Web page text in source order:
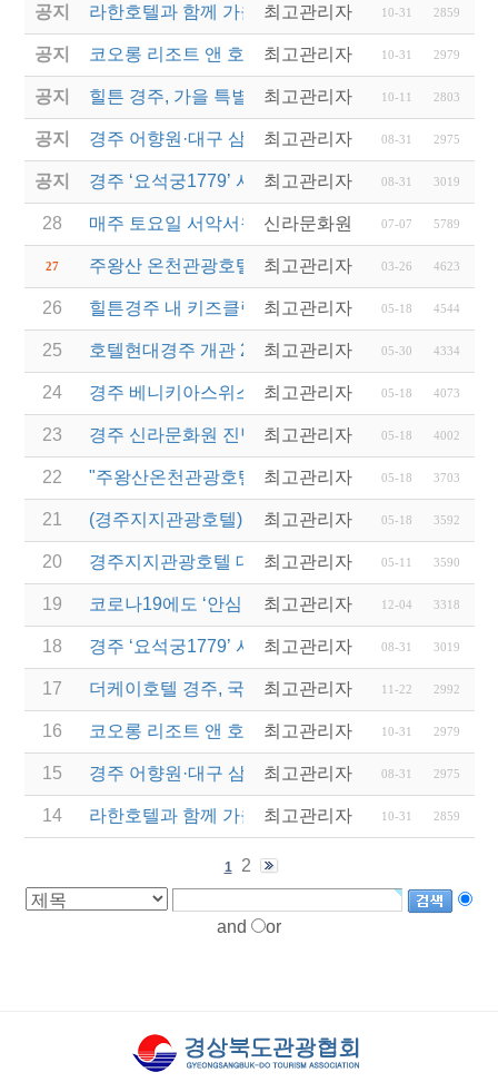
공지 라한호텔과 함께 가을정취 물씬나는 '추캉스' 떠나자
최고관리자 10-31 2859
공지 코오롱 리조트 앤 호텔, '컬처 위드 코오롱' 패키지
최고관리자 10-31 2979
공지 힐튼 경주, 가을 특별 기획 'IT'S AUTUMN' 프로…
최고관리자 10-11 2803
공지 경주 어향원·대구 삼송빵집... 백년가게·백년소공인
최고관리자 08-31 2975
공지 경주 ‘요석궁1779’ 시절식 반상...2023 우수문화상
최고관리자 08-31 3019
28 매주 토요일 서악서원 고택음악회(무료)
신라문화원 07-07 5789
27 주왕산 온천관광호텔 김재원 총지배인-청송 홍보대
최고관리자 03-26 4623
26 힐튼경주 내 키즈클럽 안녕경주야
최고관리자 05-18 4544
25 호텔현대경주 개관 25주년 기념 이벤트
최고관리자 05-30 4334
24 경주 베니키아스위스로젠호텔 올해 우수 베니키아
최고관리자 05-18 4073
23 경주 신라문화원 진병길 원장 문화유산보호 봉사활
최고관리자 05-18 4002
22 "주왕산온천관광호텔 청송 관광명소로!"(최초게시
최고관리자 05-18 3703
21 (경주지지관광호텔)경매전문업체 지지옥션, 호텔업
최고관리자 05-18 3592
20 경주지지관광호텔 대박! "황리단길" 패키지
최고관리자 05-11 3590
19 코로나19에도 ‘안심’하고 갈 수 있는 ‘주왕산온천관
최고관리자 12-04 3318
18 경주 ‘요석궁1779’ 시절식 반상...2023 우수문화상
최고관리자 08-31 3019
17 더케이호텔 경주, 국내 첫 '반려동물 친화호텔' 탈바
최고관리자 11-22 2992
16 코오롱 리조트 앤 호텔, '컬처 위드 코오롱' 패키지
최고관리자 10-31 2979
15 경주 어향원·대구 삼송빵집... 백년가게·백년소공인
최고관리자 08-31 2975
14 라한호텔과 함께 가을정취 물씬나는 '추캉스' 떠나자
최고관리자 10-31 2859
1 2
and or